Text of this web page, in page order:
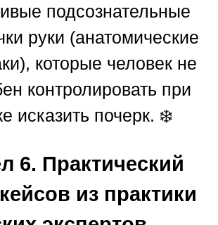
подсознательные
руки (анатомические
которые человек не
контролировать при
исказить почерк. ❄️
6. Практический
из практики